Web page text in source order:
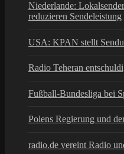
Niederlande:
reduzieren Sendeleistung
USA: KPAN stellt
Radio Teheran
Fußball-Bundesliga bei
Polens Regierung und
radio.de vereint Radio